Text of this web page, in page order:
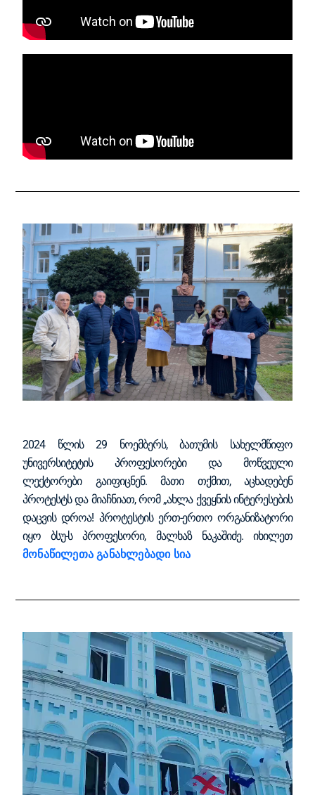
2024 წლის 29 ნოემბერს, ბათუმის სახელმწიფო
უნივერსიტეტის პროფესორები და მოწვეული
ლექტორები გაიფიცნენ. მათი თქმით, აცხადებენ
პროტესტს და მიაჩნიათ, რომ „ახლა ქვეყნის ინტერესების
დაცვის დროა! პროტესტის ერთ-ერთო ორგანიზატორი
იყო ბსუ-ს პროფესორი, მალხაზ ნაკაშიძე. იხილეთ
მონაწილეთა განახლებადი სია